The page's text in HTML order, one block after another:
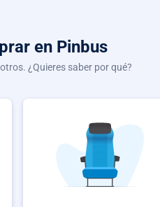
en Pinbus
¿Quieres saber por qué?